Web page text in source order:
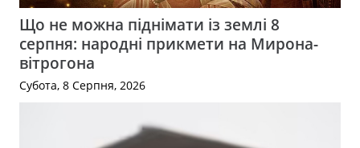
Що не можна піднімати із землі 8
серпня: народні прикмети на Мирона-
вітрогона
Субота, 8 Серпня, 2026